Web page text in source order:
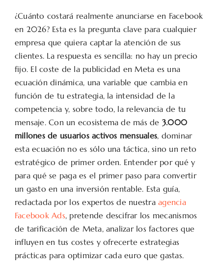
¿Cuánto costará realmente anunciarse en Facebook
en 2026? Esta es la pregunta clave para cualquier
empresa que quiera captar la atención de sus
clientes. La respuesta es sencilla: no hay un precio
fijo. El coste de la publicidad en Meta es una
ecuación dinámica, una variable que cambia en
función de tu estrategia, la intensidad de la
competencia y, sobre todo, la relevancia de tu
mensaje. Con un ecosistema de más de 3.000
millones de usuarios activos mensuales, dominar
esta ecuación no es sólo una táctica, sino un reto
estratégico de primer orden. Entender por qué y
para qué se paga es el primer paso para convertir
un gasto en una inversión rentable. Esta guía,
redactada por los expertos de nuestraagencia
Facebook Ads, pretende descifrar los mecanismos
de tarificación de Meta, analizar los factores que
influyen en tus costes y ofrecerte estrategias
prácticas para optimizar cada euro que gastas.